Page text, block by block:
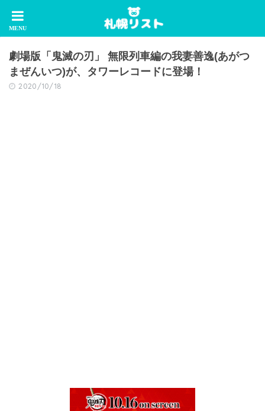
劇場版「鬼滅の刃」 無限列車編の我妻善逸(あがつ
まぜんいつ)が、タワーレコードに登場！
2020/10/18